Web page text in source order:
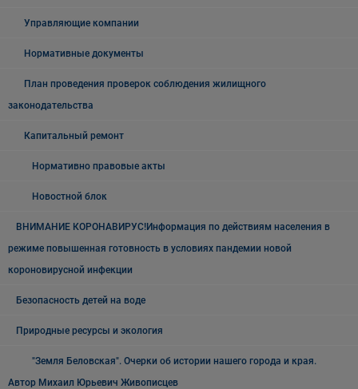
Управляющие компании
Нормативные документы
План проведения проверок соблюдения жилищного
законодательства
Капитальный ремонт
Нормативно правовые акты
Новостной блок
ВНИМАНИЕ КОРОНАВИРУС!Информация по действиям населения в
режиме повышенная готовность в условиях пандемии новой
короновирусной инфекции
Безопасность детей на воде
Природные ресурсы и экология
"Земля Беловская". Очерки об истории нашего города и края.
Автор Михаил Юрьевич Живописцев